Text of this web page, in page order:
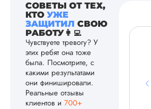
СОВЕТЫ ОТ ТЕХ,
КТО УЖЕ
ЗАЩИТИЛ СВОЮ
РАБОТУ👩‍💻
Чувствуете тревогу? У
этих ребят она тоже
была. Посмотрите, с
какими результатами
они финишировали.
Реальные отзывы
клиентов и 700+